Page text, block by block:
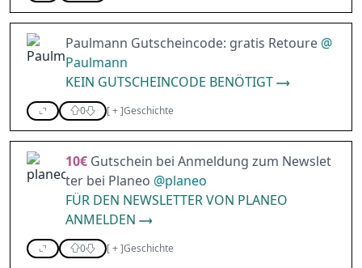
Paulmann Gutscheincode: gratis Retoure @
Paulmann
KEIN GUTSCHEINCODE BENÖTIGT
0 [+]Geschichte
10€ Gutschein bei Anmeldung zum Newslet
ter bei Planeo @planeo
FÜR DEN NEWSLETTER VON PLANEO
ANMELDEN
0 [+]Geschichte